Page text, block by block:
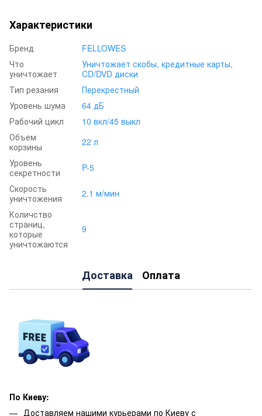
Характеристики
Бренд
FELLOWES
Что
уничтожает
Уничтожает скобы, кредитные карты,
CD/DVD диски
Тип резания
Перекрестный
Уровень шума
64 дБ
Рабочий цикл
10 вкл/45 выкл
Объем
корзины
22 л
Уровень
секретности
P-5
Скорость
уничтожения
2.1 м/мин
Количство
страниц,
которые
уничтожаются
9
Доставка Оплата
По Киеву:
Доставляем нашими курьерами по Киеву с